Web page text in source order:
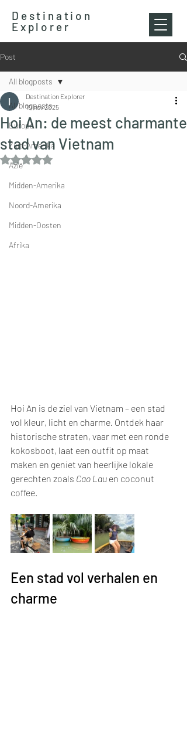
Destination
Explorer
Post
All blogposts
Europa
Zuid-Amerika
Azië
Midden-Amerika
Noord-Amerika
Midden-Oosten
Afrika
All blogposts
Hoi An: de meest charmante
stad van Vietnam
Destination Explorer
10 nov 2025
Beoordeeld met NaN uit 5 sterren.
Hoi An is de ziel van Vietnam – een stad
vol kleur, licht en charme. Ontdek haar
historische straten, vaar met een ronde
kokosboot, laat een outfit op maat
maken en geniet van heerlijke lokale
gerechten zoals Cao Lau en coconut
coffee.
Een stad vol verhalen en
charme